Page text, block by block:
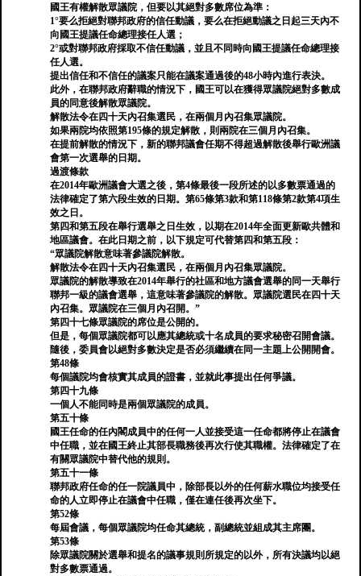
國王有權解散眾議院，但要以其絕對多數席位為準：
1°要么拒絕對聯邦政府的信任動議，要么在拒絕動議之日起三天內不
向國王提議任命總理接任人選；
2°或對聯邦政府採取不信任動議，並且不同時向國王提議任命總理接
任人選。
提出信任和不信任的議案只能在議案通過後的48小時內進行表決。
此外，在聯邦政府辭職的情況下，國王可以在獲得眾議院絕對多數成
員的同意後解散眾議院。
解散法令在四十天內召集選民，在兩個月內召集眾議院。
如果兩院均依照第195條的規定解散，則兩院在三個月內召集。
在提前解散的情況下，新的聯邦議會任期不得超過解散後舉行歐洲議
會第一次選舉的日期。
過渡條款
在2014年歐洲議會大選之後，第4條最後一段所述的以多數票通過的
法律確定了第六段生效的日期。第65條第3款和第118條第2款第4項生
效之日。
第四和第五段在舉行選舉之日生效，以期在2014年全面更新歐共體和
地區議會。在此日期之前，以下規定可代替第四和第五段：
“眾議院解散意味著參議院解散。
解散法令在四十天內召集選民，在兩個月內召集眾議院。
眾議院的解散導致在2014年舉行的社區和地方議會選舉的同一天舉行
聯邦一級的議會選舉，這意味著參議院的解散。眾議院選民在四十天
內召集。眾議院在三個月內召開。”
第四十七條眾議院的席位是公開的。
但是，每個眾議院都可以應其總統或十名成員的要求秘密召開會議。
隨後，委員會以絕對多數決定是否必須繼續在同一主題上公開開會。
第48條
每個議院均會核實其成員的證書，並就此事提出任何爭議。
第四十九條
一個人不能同時是兩個眾議院的成員。
第五十條
國王任命的任內閣成員中的任何一人並接受這一任命都將停止在議會
中任職，並在國王終止其部長職務後再次行使其職權。法律確定了在
有關眾議院中替代他的規則。
第五十一條
聯邦政府任命的任一院議員中，除部長以外的任何薪水職位均接受任
命的人立即停止在議會中任職，僅在連任後再次坐下。
第52條
每屆會議，每個眾議院均任命其總統，副總統並組成其主席團。
第53條
除眾議院關於選舉和提名的議事規則所規定的以外，所有決議均以絕
對多數票通過。